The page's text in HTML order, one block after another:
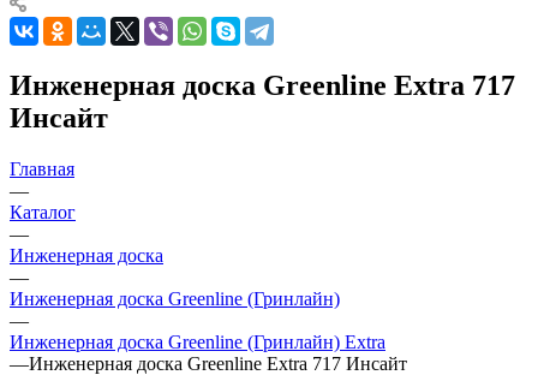
Инженерная доска Greenline Extra 717
Инсайт
Главная
—
Каталог
—
Инженерная доска
—
Инженерная доска Greenline (Гринлайн)
—
Инженерная доска Greenline (Гринлайн) Extra
—Инженерная доска Greenline Extra 717 Инсайт